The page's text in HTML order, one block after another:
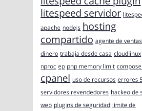
litespeed servidor
apache nodejs hosting
compartido agente de ventas
dinero trabaja desde casa cloudlinux
nproc ep php memory limit
cpanel uso de recursos errores
servidores revendedores hackeo de
web plugins de seguridad límite de